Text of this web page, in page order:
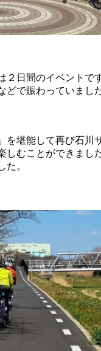
２日間のイベントで
で賑わっていました
を堪能して再び石川
むことができました
た。